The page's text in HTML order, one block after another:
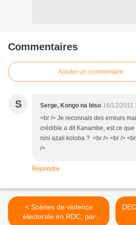
Commentaires
Ajouter un commentaire
S Serge, Kongo na biso 16/12/2011
<br /> Je reconnais des erreurs
crédible a dit Kanambe, est ce
nini azali koloba ? <br /> <br />
/>
Répondre
< Scènes de violence
électorale en RDC, par